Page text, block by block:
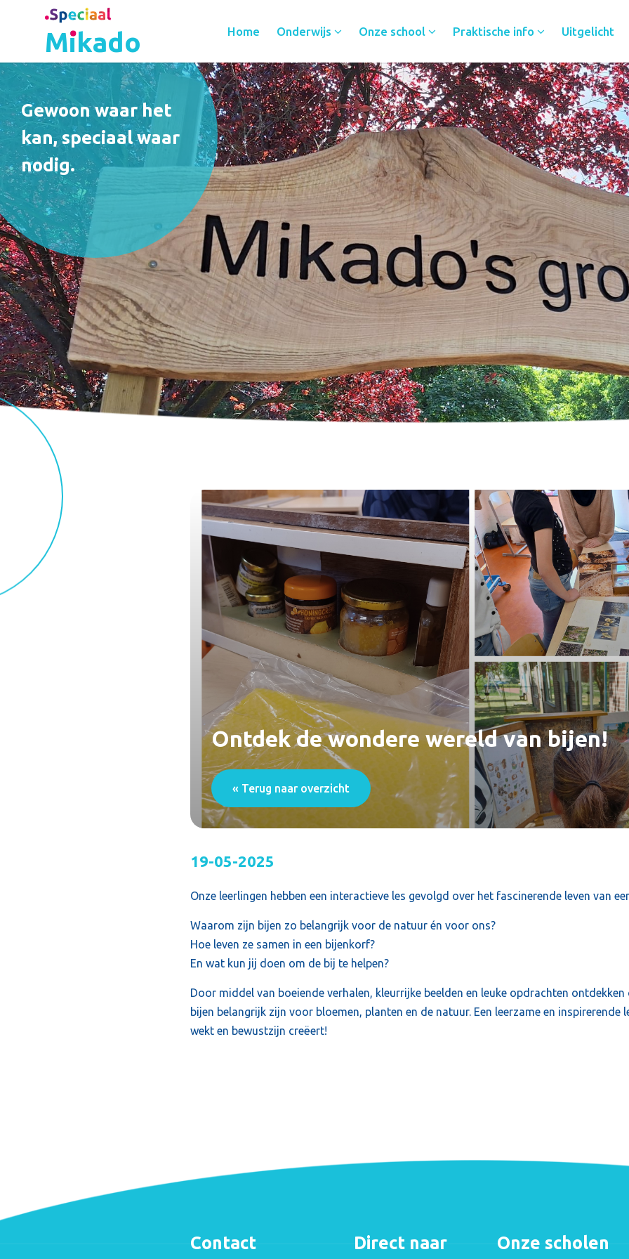
Mikado Home Onderwijs Onze school Praktische info Uitgelicht
Gewoon waar het
kan, speciaal waar
nodig.
Ontdek de wondere wereld van bijen!
« Terug naar overzicht
19-05-2025
Onze leerlingen hebben een interactieve les gevolgd over het fascinerende leven van
Waarom zijn bijen zo belangrijk voor de natuur én voor ons?
Hoe leven ze samen in een bijenkorf?
En wat kun jij doen om de bij te helpen?
Door middel van boeiende verhalen, kleurrijke beelden en leuke opdrachten
bijen belangrijk zijn voor bloemen, planten en de natuur. Een leerzame en inspirerende
wekt en bewustzijn creëert!
Direct naar Onze scholen
Contact